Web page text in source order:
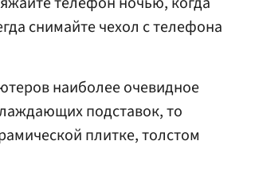
снимайте чехол с телефона
наиболее очевидное
подставок, то
плитке, толстом